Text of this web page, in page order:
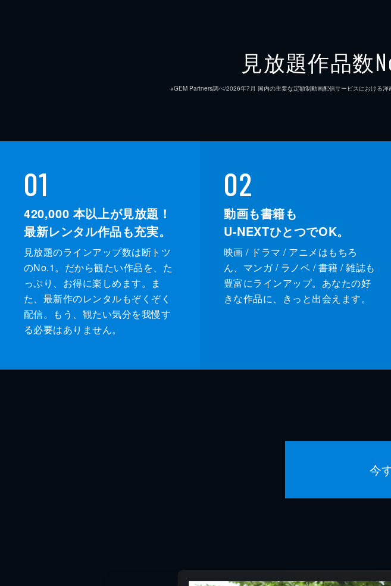
見放題作品数
※GEM Partners調べ/2026年7⽉ 国内の主要な定額制動画配信サービスにおける
01
420,000 本以上が見放題！
最新レンタル作品も充実。
見放題のラインアップ数は断トツ
のNo.1。だから観たい作品を、た
っぷり、お得に楽しめます。ま
た、最新作のレンタルもぞくぞく
配信。もう、観たい気分を我慢す
る必要はありません。
02
動画も書籍も
U-NEXTひとつでOK。
映画 / ドラマ / アニメはもちろ
ん、マンガ / ラノベ / 書籍 / 雑誌も
豊富にラインアップ。あなたの好
きな作品に、きっと出会えます。
今